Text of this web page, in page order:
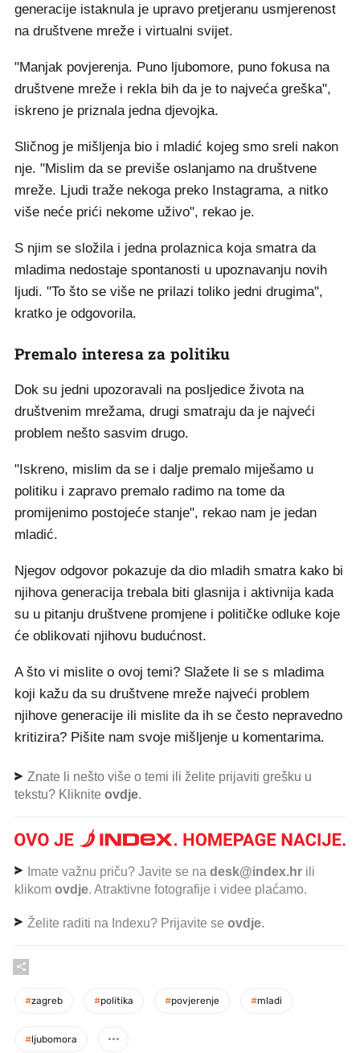
generacije istaknula je upravo pretjeranu usmjerenost
na društvene mreže i virtualni svijet.
"Manjak povjerenja. Puno ljubomore, puno fokusa na
društvene mreže i rekla bih da je to najveća greška",
iskreno je priznala jedna djevojka.
Sličnog je mišljenja bio i mladić kojeg smo sreli nakon
nje. "Mislim da se previše oslanjamo na društvene
mreže. Ljudi traže nekoga preko Instagrama, a nitko
više neće prići nekome uživo", rekao je.
S njim se složila i jedna prolaznica koja smatra da
mladima nedostaje spontanosti u upoznavanju novih
ljudi. "To što se više ne prilazi toliko jedni drugima",
kratko je odgovorila.
Premalo interesa za politiku
Dok su jedni upozoravali na posljedice života na
društvenim mrežama, drugi smatraju da je najveći
problem nešto sasvim drugo.
"Iskreno, mislim da se i dalje premalo miješamo u
politiku i zapravo premalo radimo na tome da
promijenimo postojeće stanje", rekao nam je jedan
mladić.
Njegov odgovor pokazuje da dio mladih smatra kako bi
njihova generacija trebala biti glasnija i aktivnija kada
su u pitanju društvene promjene i političke odluke koje
će oblikovati njihovu budućnost.
A što vi mislite o ovoj temi? Slažete li se s mladima
koji kažu da su društvene mreže najveći problem
njihove generacije ili mislite da ih se često nepravedno
kritizira? Pišite nam svoje mišljenje u komentarima.
Znate li nešto više o temi ili želite prijaviti grešku u
tekstu? Kliknite ovdje.
Imate važnu priču? Javite se na desk@index.hr ili
klikom ovdje. Atraktivne fotografije i videe plaćamo.
Želite raditi na Indexu? Prijavite se ovdje.
#zagreb #politika #povjerenje #mladi
#ljubomora